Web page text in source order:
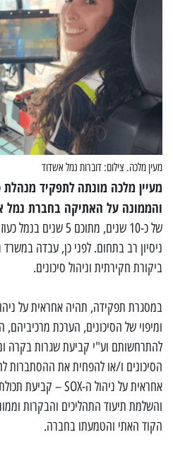
מעין מלכה. צילום: דוברות נמל אשדוד
מעיין מלכה מונתה
והממונה על האתיקה בחברת נמל
של כ-10 שנים, מתוכם
ניסיון רב בתחום. לפני כן, עבדה
ביקורת חקירתית וניהול סיכונים.
במסגרת תפקידה, תהיה אחראית על
ומיפוי של הסיכונים, הערכת
להתרחשותם וע"י קביעת שגרות בקרה
הסיכונים ו/או להפחית את ההסתברות
והשלמת תיעוד התהליכים והבקרות
הקוד האתי והטמעתו בחברה.